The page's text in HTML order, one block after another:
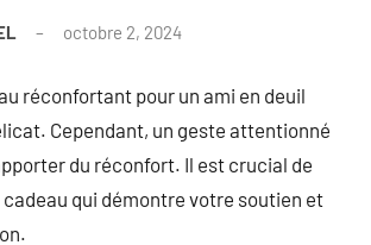
octobre 2, 2024
réconfortant pour un ami en deuil
Cependant, un geste attentionné
du réconfort. Il est crucial de
qui démontre votre soutien et